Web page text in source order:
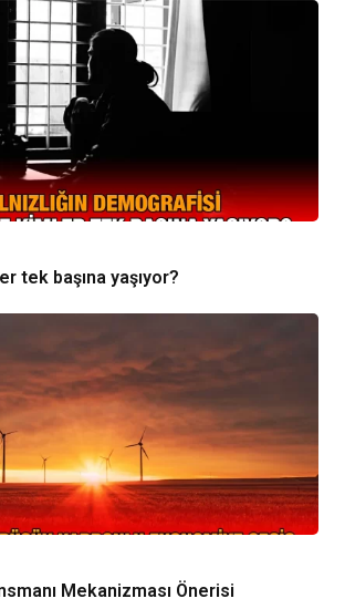
tek başına yaşıyor?
Mekanizması Önerisi